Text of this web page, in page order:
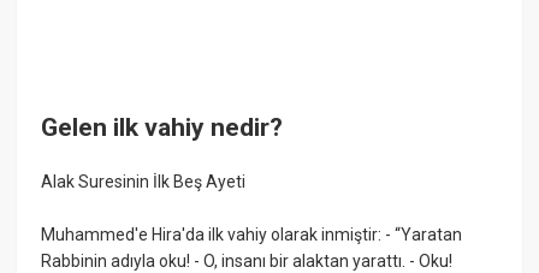
Gelen ilk vahiy nedir?
Alak Suresinin İlk Beş Ayeti
Muhammed'e Hira'da ilk vahiy olarak inmiştir: - “Yaratan
Rabbinin adıyla oku! - O, insanı bir alaktan yarattı. - Oku!